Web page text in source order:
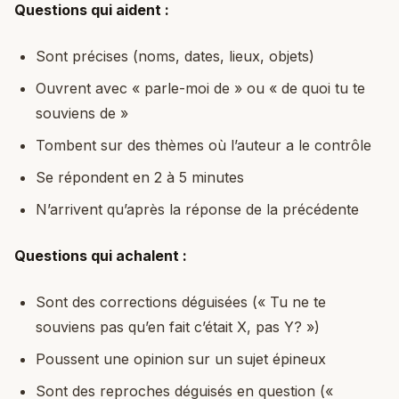
Questions qui aident :
Sont précises (noms, dates, lieux, objets)
Ouvrent avec « parle-moi de » ou « de quoi tu te
souviens de »
Tombent sur des thèmes où l’auteur a le contrôle
Se répondent en 2 à 5 minutes
N’arrivent qu’après la réponse de la précédente
Questions qui achalent :
Sont des corrections déguisées (« Tu ne te
souviens pas qu’en fait c’était X, pas Y? »)
Poussent une opinion sur un sujet épineux
Sont des reproches déguisés en question («